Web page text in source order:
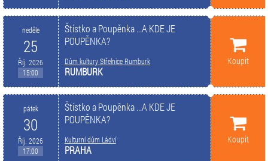
neděle
25
Říj. 2026
15:00
Štístko a Poupěnka ...A KDE JE
POUPĚNKA?
Dům kultury Střelnice Rumburk
RUMBURK
Koupit
pátek
30
Říj. 2026
17:00
Štístko a Poupěnka ...A KDE JE
POUPĚNKA?
Kulturní dům Ládví
PRAHA
Koupit